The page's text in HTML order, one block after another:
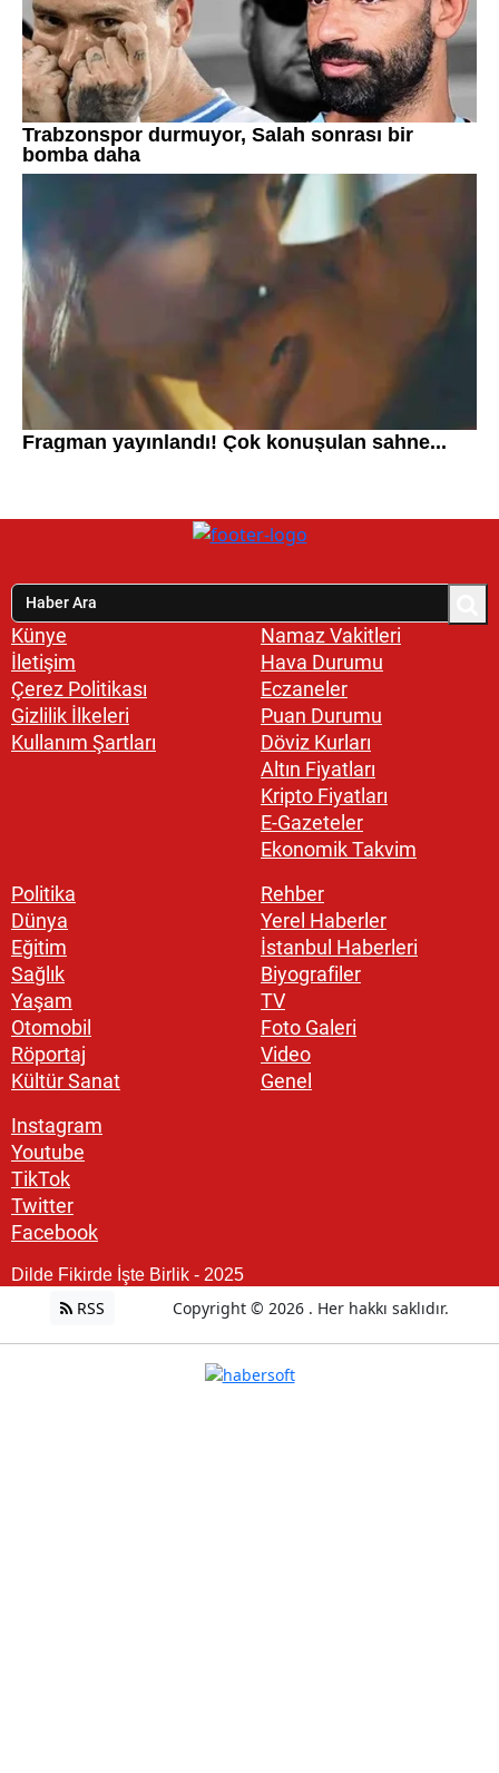
Künye
İletişim
Çerez Politikası
Gizlilik İlkeleri
Kullanım Şartları
Namaz Vakitleri
Hava Durumu
Eczaneler
Puan Durumu
Döviz Kurları
Altın Fiyatları
Kripto Fiyatları
E-Gazeteler
Ekonomik Takvim
Politika
Dünya
Eğitim
Sağlık
Yaşam
Otomobil
Röportaj
Kültür Sanat
Rehber
Yerel Haberler
İstanbul Haberleri
Biyografiler
TV
Foto Galeri
Video
Genel
Instagram
Youtube
TikTok
Twitter
Facebook
Dilde Fikirde İşte Birlik - 2025
RSS Copyright © 2026 . Her hakkı saklıdır.